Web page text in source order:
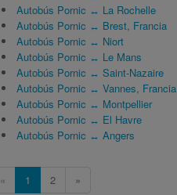
Autobús Pornic ↔ La Rochelle
Autobús Pornic ↔ Brest, Francia
Autobús Pornic ↔ Niort
Autobús Pornic ↔ Le Mans
Autobús Pornic ↔ Saint-Nazaire
Autobús Pornic ↔ Vannes, Francia
Autobús Pornic ↔ Montpellier
Autobús Pornic ↔ El Havre
Autobús Pornic ↔ Angers
« 1 2 »